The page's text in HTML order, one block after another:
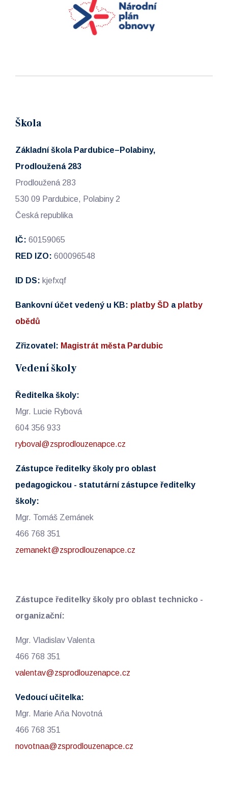
Škola
Základní škola Pardubice–Polabiny,
Prodloužená 283
Prodloužená 283
530 09 Pardubice, Polabiny 2
Česká republika
IČ: 60159065
RED IZO: 600096548
ID DS: kjefxqf
Bankovní účet vedený u KB: platby ŠD a platby
obědů
Zřizovatel: Magistrát města Pardubic
Vedení školy
Ředitelka školy:
Mgr. Lucie Rybová
604 356 933
ryboval@zsprodlouzenapce.cz
Zástupce ředitelky školy pro oblast
pedagogickou - statutární zástupce ředitelky
školy:
Mgr. Tomáš Zemánek
466 768 351
zemanekt@zsprodlouzenapce.cz
Zástupce ředitelky školy pro oblast technicko -
organizační:
Mgr. Vladislav Valenta
466 768 351
valentav@zsprodlouzenapce.cz
Vedoucí učitelka:
Mgr. Marie Aňa Novotná
466 768 351
novotnaa@zsprodlouzenapce.cz